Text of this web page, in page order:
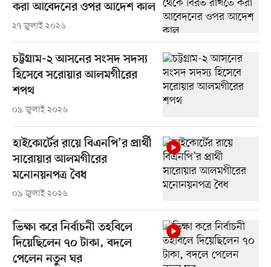
করা আবেদনের ওপর আদেশ কাল
২৭ জুলাই ২০২৬
চট্টগ্রাম-২ আসনের সংসদ সদস্য
হিসেবে সরোয়ার আলমগীরের
শপথ
০৯ জুলাই ২০২৬
হাইকোর্টের রায়ে বিএনপি’র প্রার্থী
সারোয়ার আলমগীরের
মনোনয়নপত্র বৈধ
০৯ জুলাই ২০২৬
ভিক্ষা করে নির্বাচনী তহবিলে
দিয়েছিলেন ৭০ টাকা, বদলে
পেলেন নতুন ঘর